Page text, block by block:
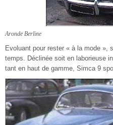
Aronde Berline
Evoluant pour rester « à la mode »,
temps. Déclinée soit en laborieuse
tant en haut de gamme, Simca 9